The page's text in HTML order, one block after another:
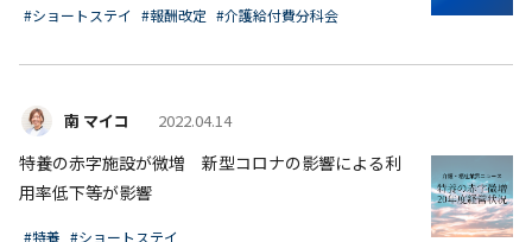
#ショートステイ #報酬改定 #介護給付費分科会
南 マイコ 2022.04.14
特養の赤字施設が微増 新型コロナの影響による利
用率低下等が影響
#特養 #ショートステイ